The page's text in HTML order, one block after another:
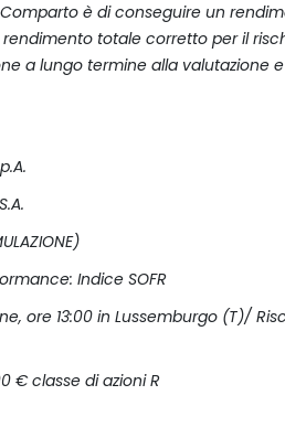
è di conseguire un
totale corretto per il
a lungo termine alla
Indice SOFR
ore 13:00 in Lussemburgo (T)/
€ classe di azioni R